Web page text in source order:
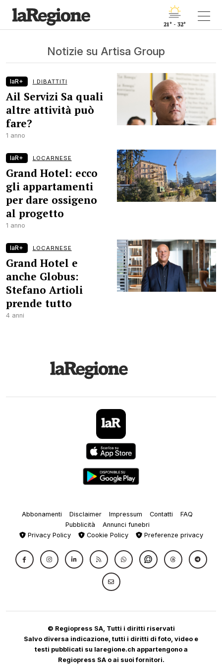
21° - 32°
Notizie su Artisa Group
laR+ I DIBATTITI
Ail Servizi Sa quali
altre attività può
fare?
1 anno
laR+ LOCARNESE
Grand Hotel: ecco
gli appartamenti
per dare ossigeno
al progetto
1 anno
laR+ LOCARNESE
Grand Hotel e
anche Globus:
Stefano Artioli
prende tutto
4 anni
Abbonamenti Disclaimer Impressum Contatti
FAQ
Pubblicità
Annunci funebri
Privacy Policy
Cookie Policy Preferenze privacy
© Regiopress SA, Tutti i diritti riservati
Salvo diversa indicazione, tutti i diritti di foto, video e
testi pubblicati su laregione.ch appartengono a
Regiopress SA o ai suoi fornitori.